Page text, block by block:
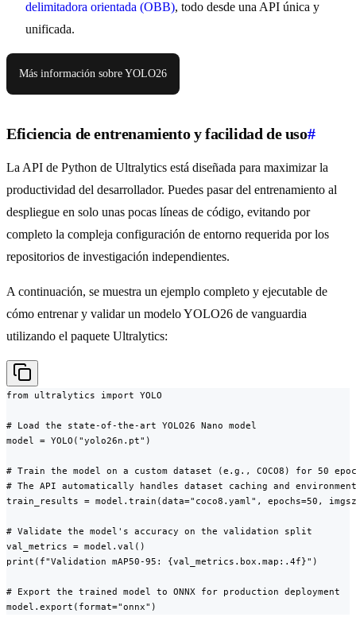
delimitadora orientada (OBB), todo desde una API única y
unificada.
Más información sobre YOLO26
Eficiencia de entrenamiento y facilidad de uso#
La API de Python de Ultralytics está diseñada para maximizar la
productividad del desarrollador. Puedes pasar del entrenamiento al
despliegue en solo unas pocas líneas de código, evitando por
completo la compleja configuración de entorno requerida por los
repositorios de investigación independientes.
A continuación, se muestra un ejemplo completo y ejecutable de
cómo entrenar y validar un modelo YOLO26 de vanguardia
utilizando el paquete Ultralytics:
from ultralytics import YOLO
# Load the state-of-the-art YOLO26 Nano model
model = YOLO("yolo26n.pt")
# Train the model on a custom dataset (e.g., COCO8) for 50
# The API automatically handles dataset caching and
train_results = model.train(data="coco8.yaml", epochs=50,
# Validate the model's accuracy on the validation split
val_metrics = model.val()
print(f"Validation mAP50-95: {val_metrics.box.map:.4f}")
# Export the trained model to ONNX for production deployment
model.export(format="onnx")